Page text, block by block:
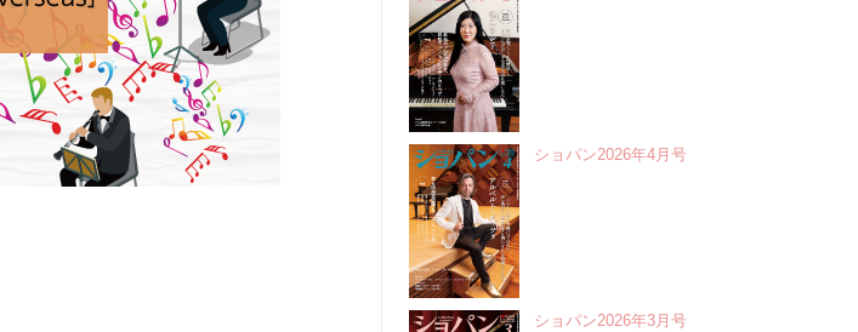
ショパン2026年4月号
ショパン2026年3月号